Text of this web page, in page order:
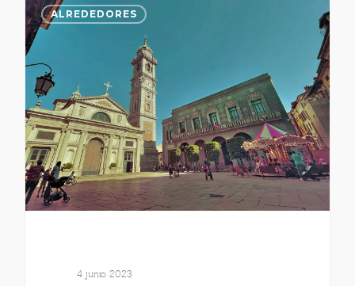
ALREDEDORES
4 junio 2023